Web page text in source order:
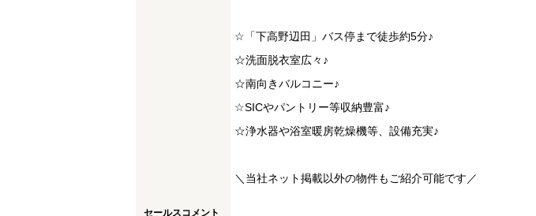
セールスコメント
☆「下高野辺田」バス停まで徒歩約5分♪
☆洗面脱衣室広々♪
☆南向きバルコニー♪
☆SICやパントリー等収納豊富♪
☆浄水器や浴室暖房乾燥機等、設備充実♪
＼当社ネット掲載以外の物件もご紹介可能です／